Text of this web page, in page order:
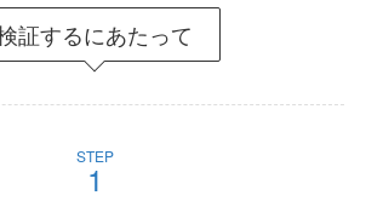
証するにあたって
STEP